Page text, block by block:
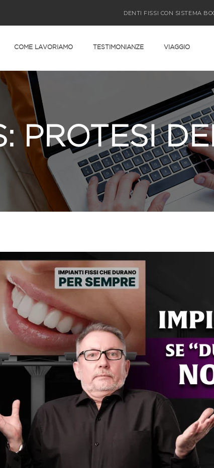
DENTI FISSI CON SISTEMA
COME LAVORIAMO TESTIMONIANZE VIAGGIO
PROTESI